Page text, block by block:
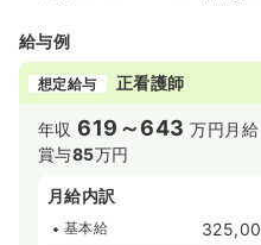
≪勘違いしないでほしい管
◆ツクイ訪問看護ステーシ
職場です。管理者経験がな
です。看護師長などの経験
せんか？役職は管理者です
するリーダー的存在」です
ありません。
また管理的な仕事や事務的
ト課と現場経験があるエリ
給与例
想定給与 正看護師
年収619～643 万円 月給
賞与85万円
月給内訳
基本給